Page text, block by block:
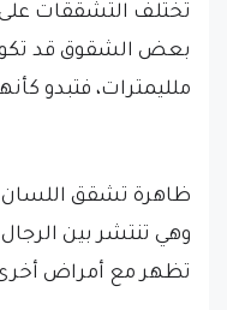
تختلف التشققات
ملليمترات، فتبدو
ظاهرة تشقق
وهي تنتشر بين
تظهر مع أمراض